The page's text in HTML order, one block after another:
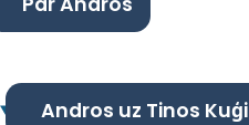
Andros uz Tinos Kuģi